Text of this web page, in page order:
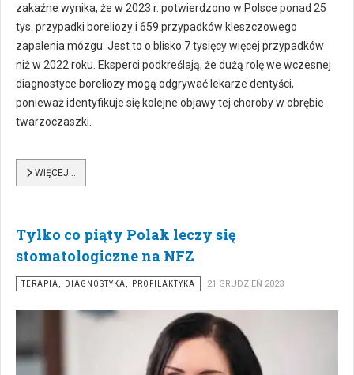
zakaźne wynika, że w 2023 r. potwierdzono w Polsce ponad 25
tys. przypadki boreliozy i 659 przypadków kleszczowego
zapalenia mózgu. Jest to o blisko 7 tysięcy więcej przypadków
niż w 2022 roku. Eksperci podkreślają, że dużą rolę we wczesnej
diagnostyce boreliozy mogą odgrywać lekarze dentyści,
ponieważ identyfikuje się kolejne objawy tej choroby w obrębie
twarzoczaszki.
WIĘCEJ…
Tylko co piąty Polak leczy się
stomatologiczne na NFZ
TERAPIA, DIAGNOSTYKA, PROFILAKTYKA 21 GRUDZIEŃ 2023